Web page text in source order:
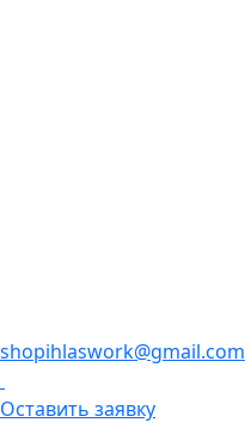
shopihlaswork@gmail.com
Оставить заявку